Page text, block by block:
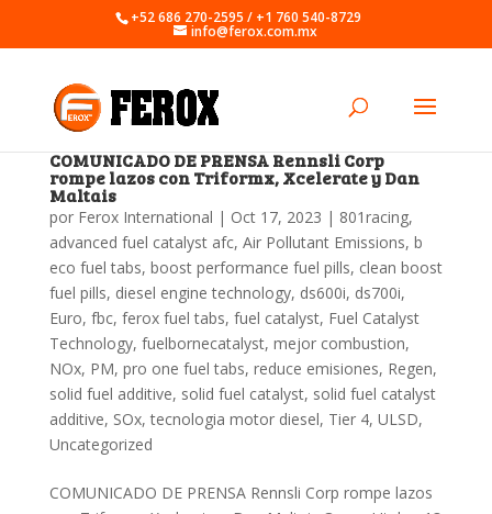
+52 686 270-2595 / +1 760 540-8729
info@ferox.com.mx
COMUNICADO DE PRENSA Rennsli Corp
rompe lazos con Triformx, Xcelerate y Dan
Maltais
por Ferox International | Oct 17, 2023 | 801racing,
advanced fuel catalyst afc, Air Pollutant Emissions, b
eco fuel tabs, boost performance fuel pills, clean boost
fuel pills, diesel engine technology, ds600i, ds700i,
Euro, fbc, ferox fuel tabs, fuel catalyst, Fuel Catalyst
Technology, fuelbornecatalyst, mejor combustion,
NOx, PM, pro one fuel tabs, reduce emisiones, Regen,
solid fuel additive, solid fuel catalyst, solid fuel catalyst
additive, SOx,tecnologia motor diesel, Tier 4, ULSD,
Uncategorized
COMUNICADO DE PRENSA Rennsli Corp rompe lazos